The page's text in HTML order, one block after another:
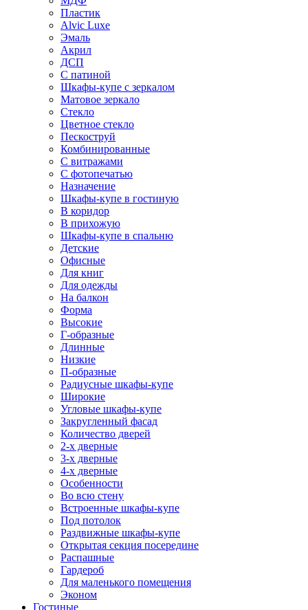
Пластик
Alvic Luxe
Эмаль
Акрил
ДСП
С патиной
Шкафы-купе с зеркалом
Матовое зеркало
Стекло
Цветное стекло
Пескоструй
Комбинированные
С витражами
С фотопечатью
Назначение
Шкафы-купе в гостиную
В коридор
В прихожую
Шкафы-купе в спальню
Детские
Офисные
Для книг
Для одежды
На балкон
Форма
Высокие
Г-образные
Длинные
Низкие
П-образные
Радиусные шкафы-купе
Широкие
Угловые шкафы-купе
Закругленный фасад
Количество дверей
2-х дверные
3-х дверные
4-х дверные
Особенности
Во всю стену
Встроенные шкафы-купе
Под потолок
Раздвижные шкафы-купе
Открытая секция посередине
Распашные
Гардероб
Для маленького помещения
Эконом
Гостиные